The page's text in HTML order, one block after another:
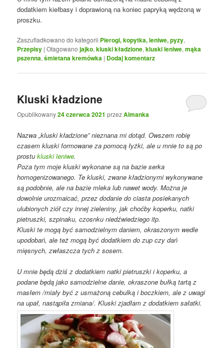
dodatkiem kiełbasy i doprawioną na koniec papryką wędzoną w
proszku.
Zaszufladkowano do kategorii Pierogi, kopytka, leniwe, pyzy,
Przepisy |Otagowano jajko,kluski kładzione,kluski leniwe,mąka
pszenna,śmietana kremówka | Dodaj komentarz
Kluski kładzione
Opublikowany24 czerwca 2021 przezAlmanka
Nazwa „kluski kładzione” nieznana mi dotąd. Owszem robię
czasem kluski formowane za pomocą łyżki, ale u mnie to są po
prostukluski leniwe.
Poza tym moje kluski wykonane są na bazie serka
homogenizowanego. Te kluski, zwane kładzionymi wykonywane
są podobnie, ale na bazie mleka lub nawet wody. Można je
dowolnie urozmaicać, przez dodanie do ciasta posiekanych
ulubionych ziół czy innej zieleniny, jak choćby koperku, natki
pietruszki, szpinaku, czosnku niedźwiedziego itp.
Kluski te mogą być samodzielnym daniem, okraszonym wedle
upodobań, ale też mogą być dodatkiem do zup czy dań
mięsnych, zwłaszcza tych z sosem.
U mnie będą dziś z dodatkiem natki pietruszki i koperku, a
podane będą jako samodzielne danie, okraszone bułką tartą z
masłem /miały być z usmażoną cebulką i boczkiem, ale z uwagi
na upał, nastąpiła zmiana/. Kluski zjadłam z dodatkiem sałatki.